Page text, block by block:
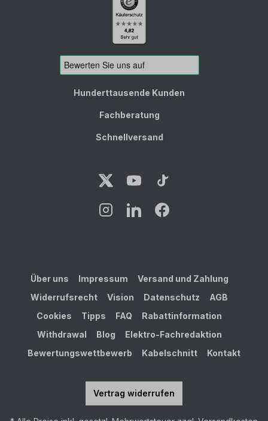
Hunderttausende Kunden
Fachberatung
Schnellversand
Über uns Impressum
Versand und Zahlung
Widerrufsrecht
Vision Datenschutz
AGB
Cookies
Tipps FAQ
Rabattinformation
Withdrawal
Blog
Elektro-Fachredaktion
Bewertungswettbewerb
Kabelschnitt Kontakt
Vertrag widerrufen